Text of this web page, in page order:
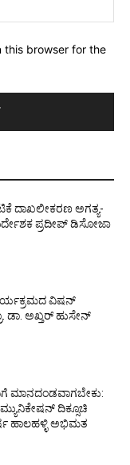
this browser for the
ದಾಖಲೀಕರಣ ಅಗತ್ಯ-
ಪ್ರದೀಪ್ ಡಿಸೋಜಾ
ವಿಷನ್
ಡಾ. ಅಖ್ತರ್ ಹುಸೇನ್
ಮಾನದಂಡವಾಗಬೇಕು:
ದಿಕ್ಸೂಚಿ
ಹಾಲಹಳ್ಳಿ ಅಭಿಮತ